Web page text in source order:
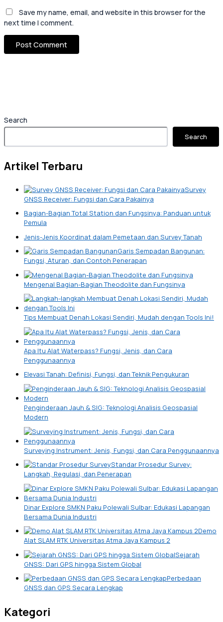
Search
Search
Artikel Terbaru
Survey
GNSS Receiver: Fungsi dan Cara Pakainya
Bagian-Bagian Total Station dan Fungsinya: Panduan untuk
Pemula
Jenis-Jenis Koordinat dalam Pemetaan dan Survey Tanah
Garis Sempadan Bangunan:
Fungsi, Aturan, dan Contoh Penerapan
Mengenal Bagian-Bagian Theodolite dan Fungsinya
Tips Membuat Denah Lokasi Sendiri, Mudah dengan Tools Ini!
Apa Itu Alat Waterpass? Fungsi, Jenis, dan Cara
Penggunaannya
Elevasi Tanah: Definisi, Fungsi, dan Teknik Pengukuran
Penginderaan Jauh & SIG: Teknologi Analisis Geospasial
Modern
Surveying Instrument: Jenis, Fungsi, dan Cara Penggunaannya
Standar Prosedur Survey:
Langkah, Regulasi, dan Penerapan
Dinar Explore SMKN Paku Polewali Sulbar: Edukasi Lapangan
Bersama Dunia Industri
Demo
Alat SLAM RTK Universitas Atma Jaya Kampus 2
Sejarah
GNSS: Dari GPS hingga Sistem Global
Perbedaan
GNSS dan GPS Secara Lengkap
Kategori
Save my name, email, and website in this browser for the
next time I comment.